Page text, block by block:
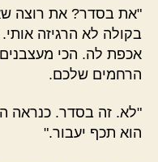
"את בסדר? את רוצה
בקולה לא הרגיזה
אכפת לה. הכי
הרחמים שלכם.
"לא. זה בסדר. כנראה
הוא תכף יעבור."